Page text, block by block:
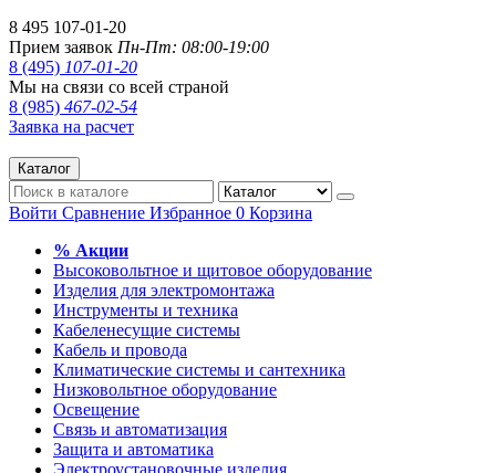
8 495 107-01-20
Прием заявок Пн-Пт: 08:00-19:00
8 (495) 107-01-20
Мы на связи со всей страной
8 (985) 467-02-54
Заявка на расчет
Каталог
Войти Сравнение Избранное 0 Корзина
% Акции
Высоковольтное и щитовое оборудование
Изделия для электромонтажа
Инструменты и техника
Кабеленесущие системы
Кабель и провода
Климатические системы и сантехника
Низковольтное оборудование
Освещение
Связь и автоматизация
Защита и автоматика
Электроустановочные изделия